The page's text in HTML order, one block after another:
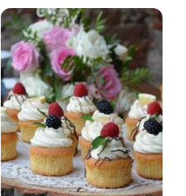
Östermalm